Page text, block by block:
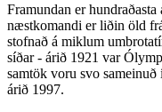
Framundan er
næstkomandi er liðin öld
stofnað á miklum
síðar - árið 1921 var
samtök voru svo
árið 1997.